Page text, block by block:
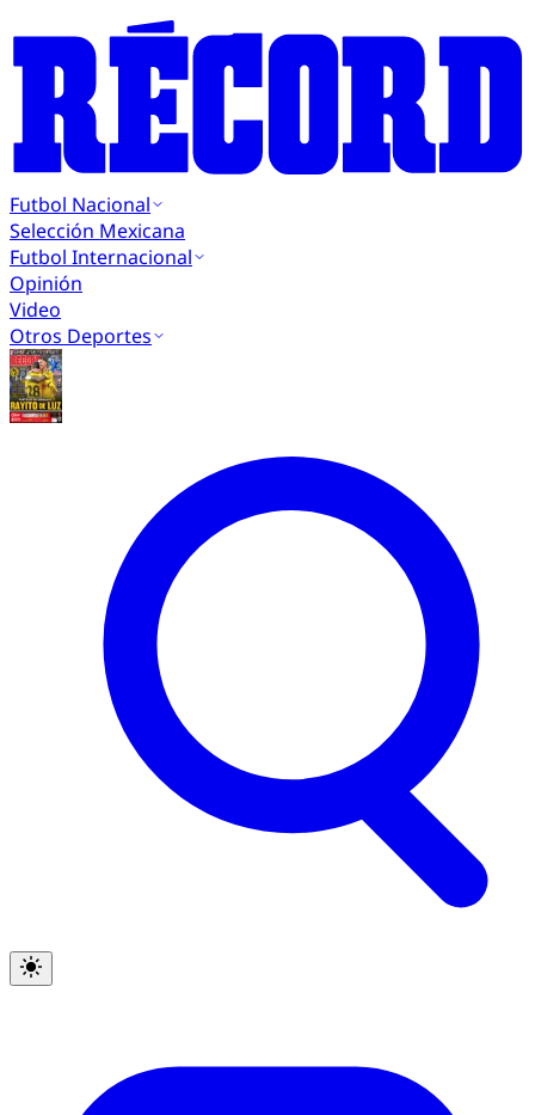
Futbol Nacional
Selección Mexicana
Futbol Internacional
Opinión
Video
Otros Deportes